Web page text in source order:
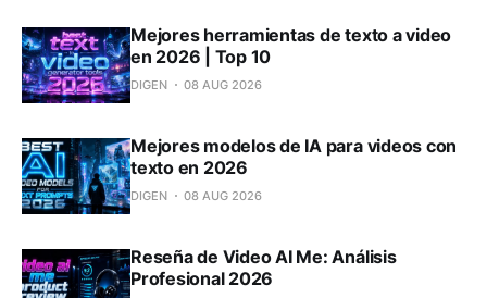
Mejores herramientas de texto a video
en 2026 | Top 10
DIGEN 08 AUG 2026
Mejores modelos de IA para videos con
texto en 2026
DIGEN 08 AUG 2026
Reseña de Video AI Me: Análisis
Profesional 2026